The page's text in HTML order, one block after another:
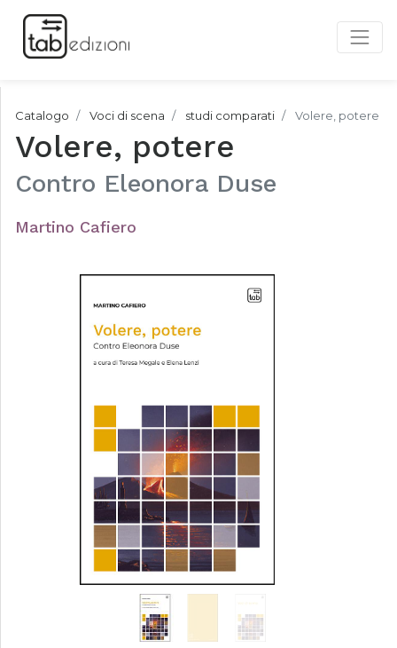
Catalogo Voci di scena studi comparati Volere, potere
Volere, potere
Contro Eleonora Duse
Martino Cafiero